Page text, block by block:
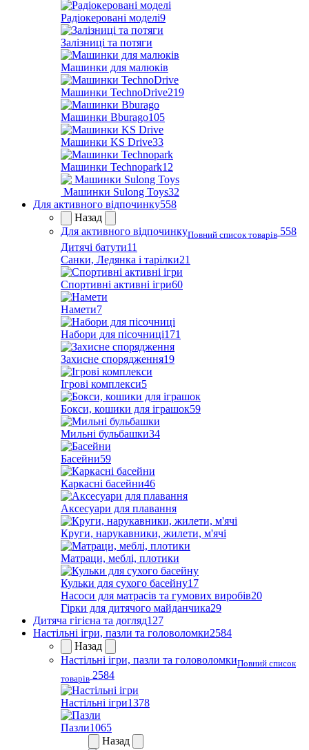
Радіокеровані моделі9
Залізниці та потяги
Машинки для малюків
Машинки TechnoDrive219
Машинки Bburago105
Машинки KS Drive33
Машинки Technopark12
Машинки Sulong Toys32
Для активного відпочинку558
Назад
Для активного відпочинкуПовний список товарів 558
Дитячі батути11
Санки, Ледянка і тарілки21
Спортивні активні ігри60
Намети7
Набори для пісочниці171
Захисне спорядження19
Ігрові комплекси5
Бокси, кошики для іграшок59
Мильні бульбашки34
Басейни59
Каркасні басейни46
Аксесуари для плавання
Круги, нарукавники, жилети, м'ячі
Матраци, меблі, плотики
Кульки для сухого басейну17
Насоси для матрасів та гумових виробів20
Гірки для дитячого майданчика29
Дитяча гігієна та догляд127
Настільні ігри, пазли та головоломки2584
Назад
Настільні ігри, пазли та головоломкиПовний список
товарів 2584
Настільні ігри1378
Пазли1065
Назад